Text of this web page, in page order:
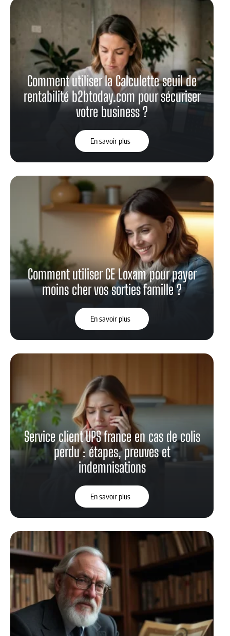
Comment utiliser la Calculette seuil de
rentabilité b2btoday.com pour sécuriser
votre business ?
En savoir plus
Comment utiliser CE Loxam pour payer
moins cher vos sorties famille ?
En savoir plus
Service client UPS france en cas de colis
perdu : étapes, preuves et
indemnisations
En savoir plus